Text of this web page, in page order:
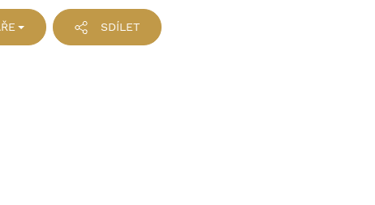
SDÍLET